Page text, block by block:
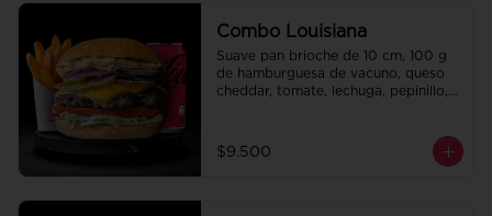
Combo Louisiana
Suave pan brioche de 10 cm, 100 g
de hamburguesa de vacuno, queso
cheddar, tomate, lechuga, pepinillo,
condimentadas, salsa de la casa de
regalo a elección y una bebida de
$9.500